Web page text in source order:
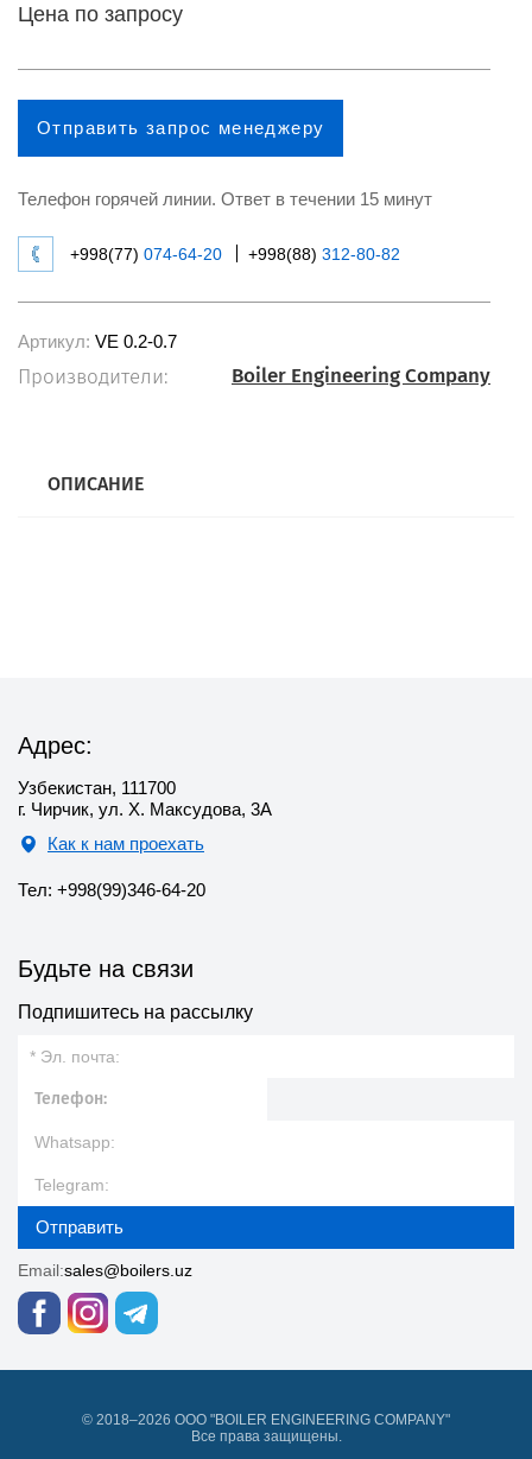
Цена по запросу
Отправить запрос менеджеру
Телефон горячей линии. Ответ в течении 15 минут
+998(77) 074-64-20 +998(88) 312-80-82
Артикул: VE 0.2-0.7
Производители: Boiler Engineering Company
ОПИСАНИЕ
Адрес:
Узбекистан, 111700
г. Чирчик, ул. Х. Максудова, 3А
Как к нам проехать
Тел: +998(99)346-64-20
Будьте на связи
Подпишитесь на рассылку
Отправить
Email:sales@boilers.uz
© 2018–2026 ООО "BOILER ENGINEERING COMPANY"
Все права защищены.